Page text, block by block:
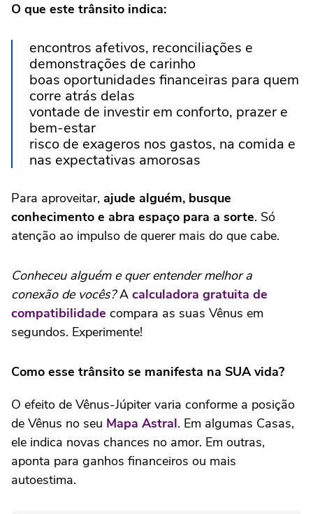
O que este trânsito indica:
encontros afetivos, reconciliações e
demonstrações de carinho
boas oportunidades financeiras para quem
corre atrás delas
vontade de investir em conforto, prazer e
bem-estar
risco de exageros nos gastos, na comida e
nas expectativas amorosas
Para aproveitar, ajude alguém, busque
conhecimento e abra espaço para a sorte. Só
atenção ao impulso de querer mais do que cabe.
Conheceu alguém e quer entender melhor a
conexão de vocês?A calculadora gratuita de
compatibilidade compara as suas Vênus em
segundos. Experimente!
Como esse trânsito se manifesta na SUA vida?
O efeito de Vênus-Júpiter varia conforme a posição
de Vênus no seu Mapa Astral. Em algumas Casas,
ele indica novas chances no amor. Em outras,
aponta para ganhos financeiros ou mais
autoestima.